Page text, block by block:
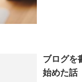
ブログを
始めた話